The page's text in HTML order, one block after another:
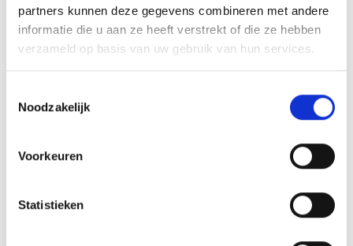
partners kunnen deze gegevens combineren met andere
informatie die u aan ze heeft verstrekt of die ze hebben
verzameld op basis van uw gebruik van hun services.
Noodzakelijk
Voorkeuren
Statistieken
CONTACTBEHEER
Beheer al je contacten via één digitale database die
makkelijk toegankelijk is voor jou en je collega's. Bekijk
makkelijk de communicatiegeschiedenis van je contact en
pik makkelijk in door het loggen van alle gebeurtenissen,
documentatie en projecten gelinkt aan je contact.